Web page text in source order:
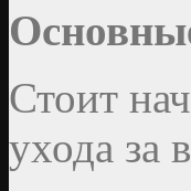
Стоит
ухода за